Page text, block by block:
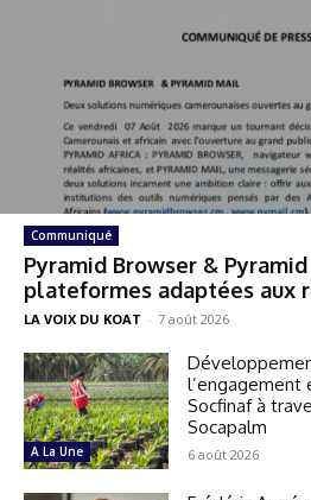
Communiqué
Pyramid Browser &
plateformes adaptées aux
LA VOIX DU KOAT - 7 août 2026
A La Une
l’engagement
Socfinaf à
Socapalm
6 août 2026